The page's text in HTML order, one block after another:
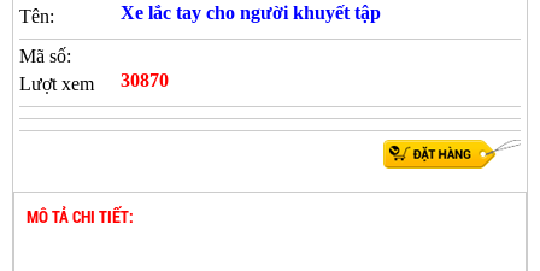
Tên: Xe lắc tay cho người khuyết tập
Mã số:
Lượt xem
30870
MÔ TẢ CHI TIẾT: